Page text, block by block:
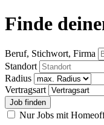
Finde
Beruf, Stichwort, Firma
Standort
Radius
Vertragsart
Nur Jobs mit